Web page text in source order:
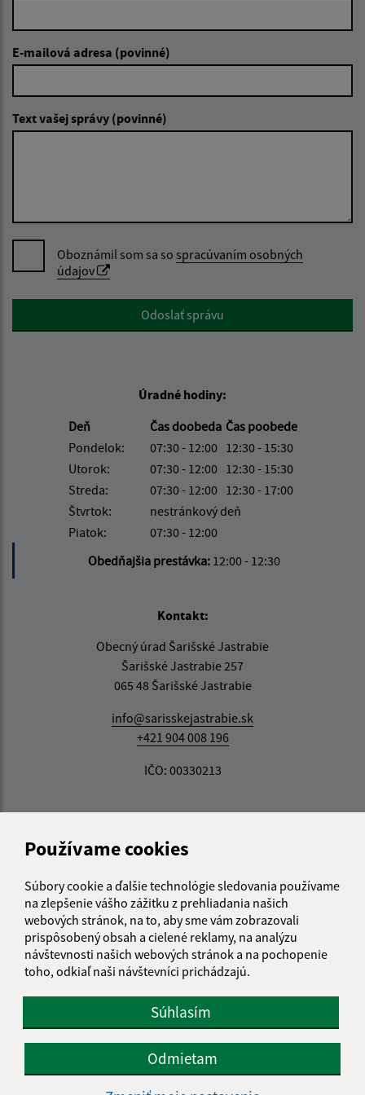
Používame cookies
Súbory cookie a ďalšie technológie sledovania používame
na zlepšenie vášho zážitku z prehliadania našich
webových stránok, na to, aby sme vám zobrazovali
prispôsobený obsah a cielené reklamy, na analýzu
návštevnosti našich webových stránok a na pochopenie
toho, odkiaľ naši návštevníci prichádzajú.
Súhlasím
Odmietam
E-mailová adresa (povinné)
Text vašej správy (povinné)
Oboznámil som sa so spracúvaním osobných
údajov
Google reCaptcha ResponseOdoslať správu
Úradné hodiny:
Deň
Čas doobeda Čas poobede
Pondelok:
07:30 - 12:00 12:30 - 15:30
Utorok:
07:30 - 12:00 12:30 - 15:30
Streda:
07:30 - 12:00 12:30 - 17:00
Štvrtok:
nestránkový deň
Piatok:
07:30 - 12:00
Obedňajšia prestávka: 12:00 - 12:30
Kontakt:
Obecný úrad Šarišské Jastrabie
Šarišské Jastrabie 257
065 48 Šarišské Jastrabie
info@sarisskejastrabie.sk
+421 904 008 196
IČO: 00330213
Informácie o stránke: